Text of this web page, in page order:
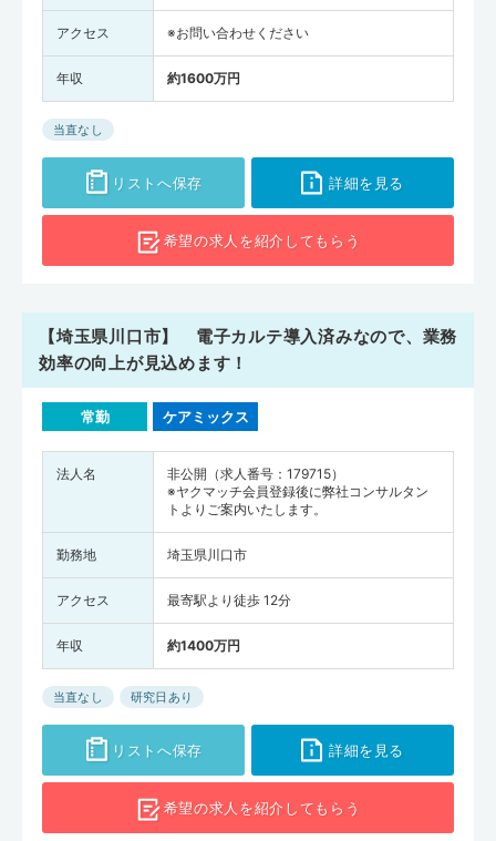
アクセス ※お問い合わせください
年収 約1600万円
当直なし
リストへ保存 詳細を見る
希望の求人を紹介してもらう
【埼玉県川口市】 電子カルテ導入済みなので、業務
効率の向上が見込めます！
常勤 ケアミックス
法人名
非公開（求人番号：179715）
※ヤクマッチ会員登録後に弊社コンサルタン
トよりご案内いたします。
勤務地 埼玉県川口市
アクセス 最寄駅より徒歩 12分
年収 約1400万円
当直なし 研究日あり
リストへ保存 詳細を見る
希望の求人を紹介してもらう